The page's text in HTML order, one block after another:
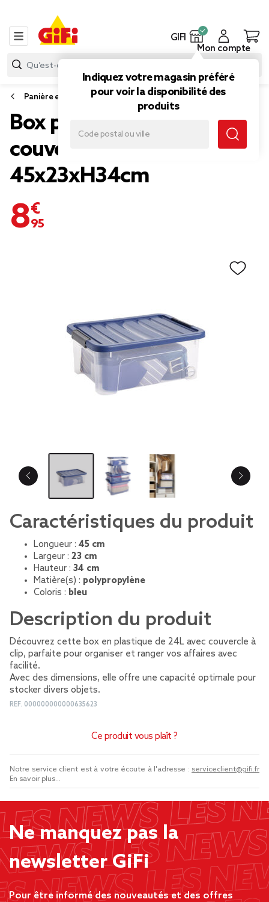
GIFI
Indiquez votre magasin préféré
pour voir la disponibilité des
produits
Mon compte
Panière et boîte de rangement
Box plastique 24L avec
couvercle à clip
45x23xH34cm
8,95 €
Caractéristiques du produit
Longueur : 45 cm
Largeur : 23 cm
Hauteur : 34 cm
Matière(s) : polypropylène
Coloris : bleu
Description du produit
Découvrez cette box en plastique de 24L avec couvercle à
clip, parfaite pour organiser et ranger vos affaires avec
facilité.
Avec des dimensions, elle offre une capacité optimale pour
stocker divers objets.
REF. 000000000000635623
Ce produit vous plaît ?
Notre service client est à votre écoute à l'adresse : serviceclient@gifi.fr
En savoir plus...
Ne manquez pas la
newsletter GiFi
Pour être informé des nouveautés et des offres